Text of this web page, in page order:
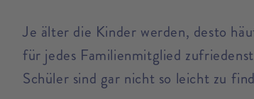
Je älter die Kinder werden, desto
für jedes Familienmitglied
Schüler sind gar nicht so leicht zu